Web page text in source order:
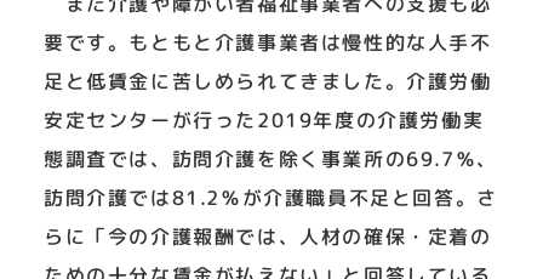
要です。もともと介護事業者は慢性的な人手不
足と低賃金に苦しめられてきました。介護労働
安定センターが行った2019年度の介護労働実
態調査では、訪問介護を除く事業所の69.7％、
訪問介護では81.2％が介護職員不足と回答。さ
らに「今の介護報酬では、人材の確保・定着の